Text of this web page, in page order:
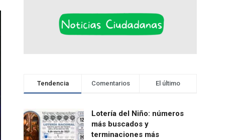
Tendencia Comentarios El último
Lotería del Niño: números
más buscados y
terminaciones más